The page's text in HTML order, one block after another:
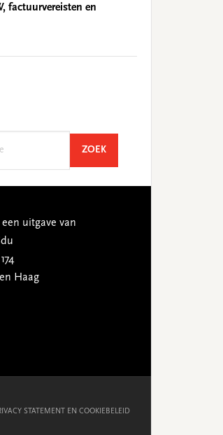
factuurvereisten en
ZOEKSEARCH
een uitgave van
Haag
STATEMENT EN COOKIEBELEID